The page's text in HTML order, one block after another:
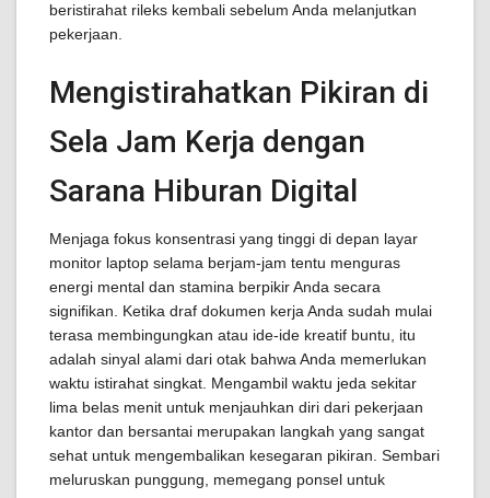
beristirahat rileks kembali sebelum Anda melanjutkan
pekerjaan.
Mengistirahatkan Pikiran di
Sela Jam Kerja dengan
Sarana Hiburan Digital
Menjaga fokus konsentrasi yang tinggi di depan layar
monitor laptop selama berjam-jam tentu menguras
energi mental dan stamina berpikir Anda secara
signifikan. Ketika draf dokumen kerja Anda sudah mulai
terasa membingungkan atau ide-ide kreatif buntu, itu
adalah sinyal alami dari otak bahwa Anda memerlukan
waktu istirahat singkat. Mengambil waktu jeda sekitar
lima belas menit untuk menjauhkan diri dari pekerjaan
kantor dan bersantai merupakan langkah yang sangat
sehat untuk mengembalikan kesegaran pikiran. Sembari
meluruskan punggung, memegang ponsel untuk